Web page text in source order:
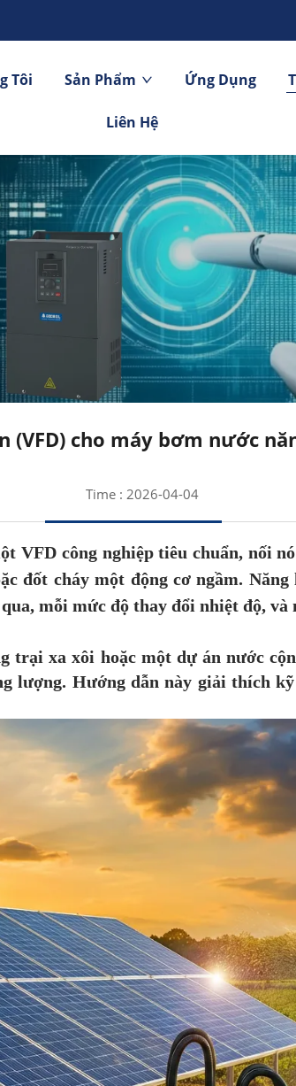
Tôi Sản Phẩm Ứng Dụng
Liên Hệ
(VFD) cho máy bơm nước
Time : 2026-04-04
VFD công nghiệp tiêu chuẩn, nối
đốt cháy một động cơ ngầm.
mỗi mức độ thay đổi nhiệt độ,
trại xa xôi hoặc một dự án nước
lượng. Hướng dẫn này giải thích